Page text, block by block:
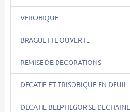
VEROBIQUE
BRAGUETTE OUVERTE
REMISE DE DECORATIONS
DECATIE ET TRISOBIQUE EN DEUIL
DECATIE BELPHEGOR SE DECHAINE